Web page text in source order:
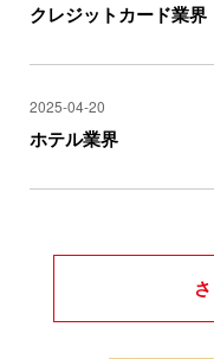
クレジットカード業界
2025-04-20
ホテル業界